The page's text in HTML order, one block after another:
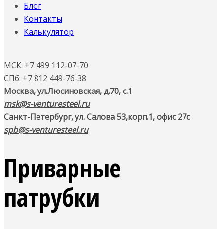
Блог
Контакты
Калькулятор
МСК: +7 499 112-07-70
СПб: +7 812 449-76-38
Москва, ул.Люсиновская, д.70, с.1
msk@s-venturesteel.ru
Санкт-Петербург, ул. Салова 53,корп.1, офис 27с
spb@s-venturesteel.ru
Приварные
патрубки